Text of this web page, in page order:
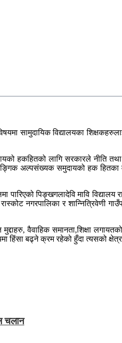
सामुदायिक विद्यालयका
लागि सरकारले नीति तथा
अल्पसंख्यक समुदायको हक
पिङ्खगलादेवि मावि
नगरपालिका र शान्नित्रिवेणी
वैवाहिक समानता,शिक्षा
बढ्ने क्रम रहेको हुँदा त्यसको
चलान